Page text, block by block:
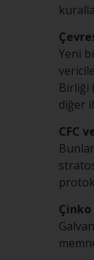
Yeni
Birliği
diğer
CFC